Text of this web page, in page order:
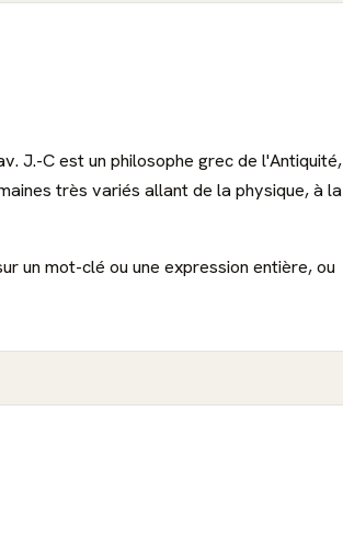
J.-C est un philosophe grec de l'Antiquité,
très variés allant de la physique, à la
un mot-clé ou une expression entière, ou